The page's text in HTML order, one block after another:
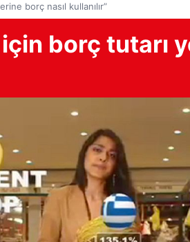
borç nasıl kullanılır”
borç tutarı